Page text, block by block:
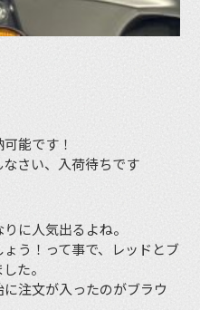
能です！
さい、入荷待ちです
に人気出るよね。
う！って事で、レッドとブ
た。
注文が入ったのがブラウ